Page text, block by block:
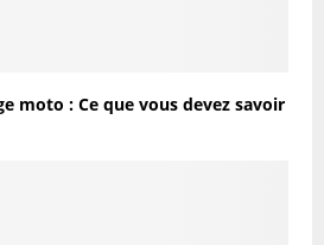
moto : Ce que vous devez savoir